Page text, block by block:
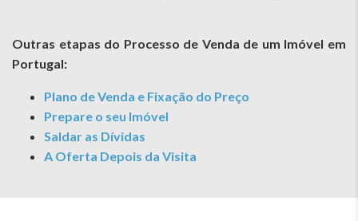
Outras etapas do Processo de Venda de um Imóvel em
Portugal:
Plano de Venda e Fixação do Preço
Prepare o seu Imóvel
Saldar as Dívidas
A Oferta Depois da Visita